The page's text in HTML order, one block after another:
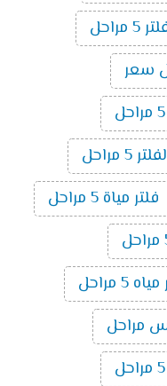
فلتر مياة 5 مراحل
مراحل